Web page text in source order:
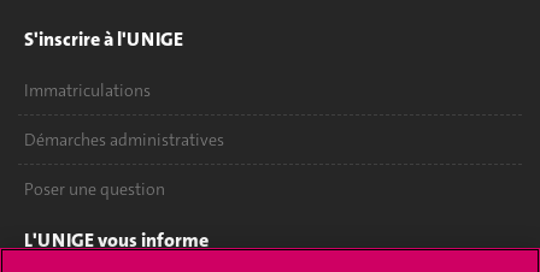
S'inscrire à l'UNIGE
Immatriculations
Démarches administratives
Poser une question
L'UNIGE vous informe